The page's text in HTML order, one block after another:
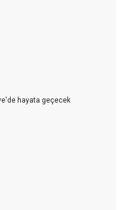
hayata geçecek